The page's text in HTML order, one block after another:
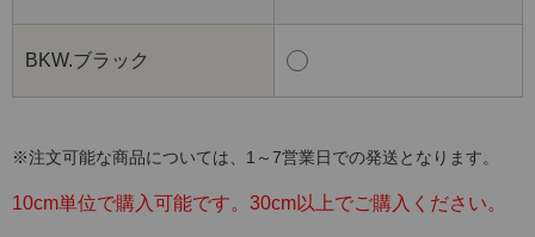
BKW.ブラック
※注文可能な商品については、1～7営業日での発送となります。
10cm単位で購入可能です。30cm以上でご購入ください。